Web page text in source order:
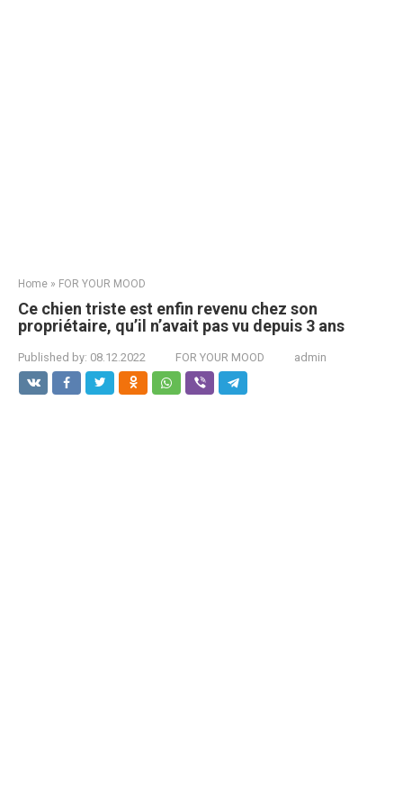
Home » FOR YOUR MOOD
Ce chien triste est enfin revenu chez son
propriétaire, qu’il n’avait pas vu depuis 3 ans
Published by: 08.12.2022 FOR YOUR MOOD admin